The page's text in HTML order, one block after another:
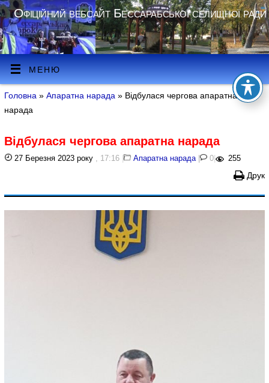
Офіційний вебсайт Бессарабської селищної ради
МЕНЮ
Головна »Апаратна нарада » Відбулася чергова апаратна
нарада
Відбулася чергова апаратна нарада
27 Березня 2023 року , 17:16 | Апаратна нарада| 0 | 255
Друк